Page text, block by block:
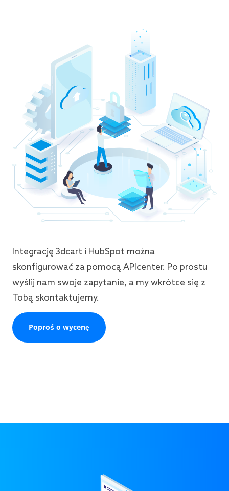
Integrację 3dcart i HubSpot można
skonfigurować za pomocą APIcenter. Po prostu
wyślij nam swoje zapytanie, a my wkrótce się z
Tobą skontaktujemy.
Poproś o wycenę